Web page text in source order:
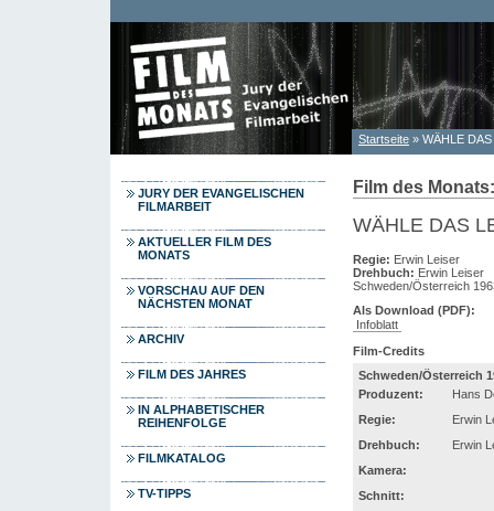
Sie sind hier
Startseite » WÄHLE
JURY DER EVANGELISCHEN
FILMARBEIT
AKTUELLER FILM DES
MONATS
VORSCHAU AUF DEN
NÄCHSTEN MONAT
ARCHIV
FILM DES JAHRES
IN ALPHABETISCHER
REIHENFOLGE
FILMKATALOG
TV-TIPPS
Film des
WÄHLE DAS
Regie: Erwin Leiser
Drehbuch: Erwin Leiser
Schweden/Österreich
Als Download (PDF):
Infoblatt
Film-Credits
Schweden/Österreich
Produzent:
Hans
Regie:
Erwin
Drehbuch:
Erwin
Kamera:
Schnitt: